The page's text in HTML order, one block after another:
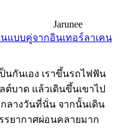
Jarunee
แบบคู่จากอินเทอร์ลาเคน
นกันเอง เราขึ้นรถไฟฟัน
ต์บาด แล้วเดินขึ้นเขาไป
ลางวันที่นั่น จากนั้นเดิน
รยากาศผ่อนคลายมาก